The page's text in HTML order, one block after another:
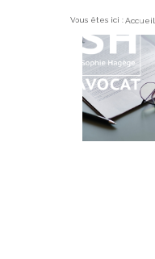
Vous êtes ici :Accueil